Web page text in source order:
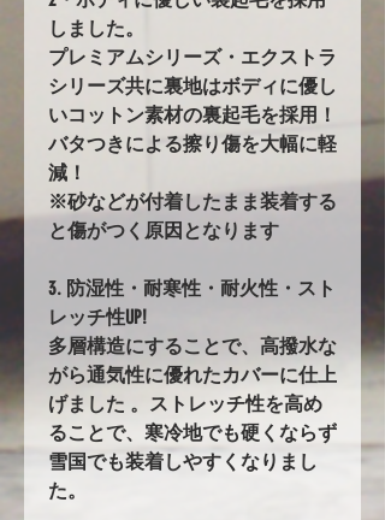
しました。
プレミアムシリーズ・エクストラ
シリーズ共に裏地はボディに優し
いコットン素材の裏起毛を採用！
バタつきによる擦り傷を大幅に軽
減！
※砂などが付着したまま装着する
と傷がつく原因となります
3. 防湿性・耐寒性・耐火性・スト
レッチ性UP!
多層構造にすることで、高撥水な
がら通気性に優れたカバーに仕上
げました 。ストレッチ性を高め
ることで、寒冷地でも硬くならず
雪国でも装着しやすくなりまし
た。